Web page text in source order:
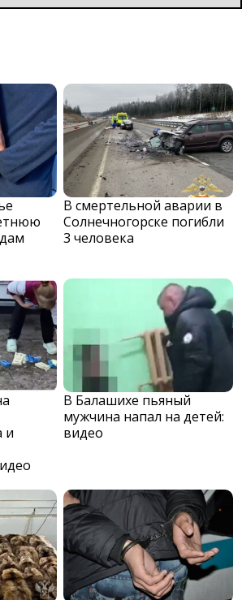
В смертельной аварии в
Солнечногорске погибли
3 человека
и
В Балашихе пьяный
мужчина напал на детей:
видео